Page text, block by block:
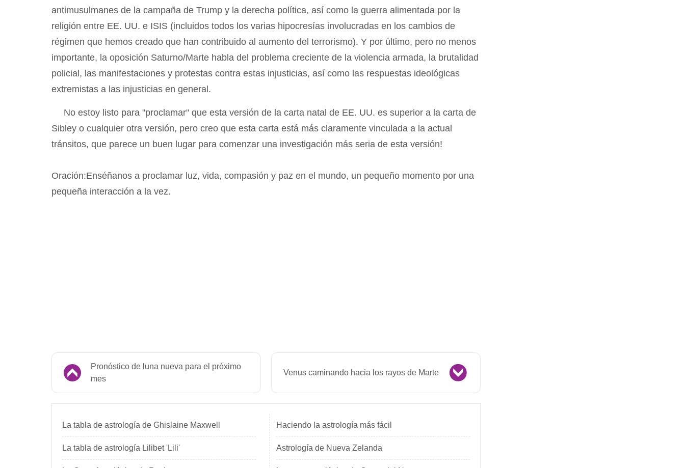
antimusulmanes de la campaña de Trump y la derecha política, así como la guerra alimentada por la
religión entre EE. UU. e ISIS (incluidos todos los varias hipocresías involucradas en los cambios de
régimen que hemos creado que han contribuido al aumento del terrorismo). Y por último, pero no menos
importante, la oposición Saturno/Marte habla del problema creciente de la violencia armada, la brutalidad
policial, las manifestaciones y protestas contra estas injusticias, así como las respuestas ideológicas
extremistas a las injusticias en general.
No estoy listo para "proclamar" que esta versión de la carta natal de EE. UU. es superior a la carta de
Sibley o cualquier otra versión, pero creo que esta carta está más claramente vinculada a la actual
tránsitos, que parece un buen lugar para comenzar una investigación más seria de esta versión!
Oración:Enséñanos a proclamar luz, vida, compasión y paz en el mundo, un pequeño momento por una
pequeña interacción a la vez.
Pronóstico de luna nueva para el próximo
mes
Venus caminando hacia los rayos de Marte
La tabla de astrología de Ghislaine Maxwell
La tabla de astrología Lilibet 'Lili'
Haciendo la astrología más fácil
Astrología de Nueva Zelanda